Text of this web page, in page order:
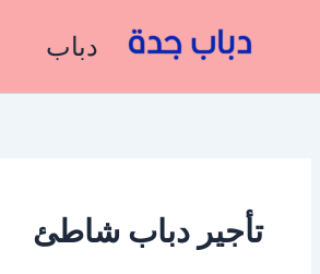
دباب
تأجير دباب شاطئ